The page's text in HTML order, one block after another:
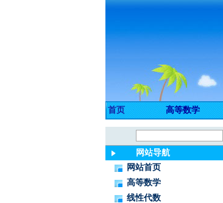
首页 高等数学
网站导航
网站首页
高等数学
线性代数